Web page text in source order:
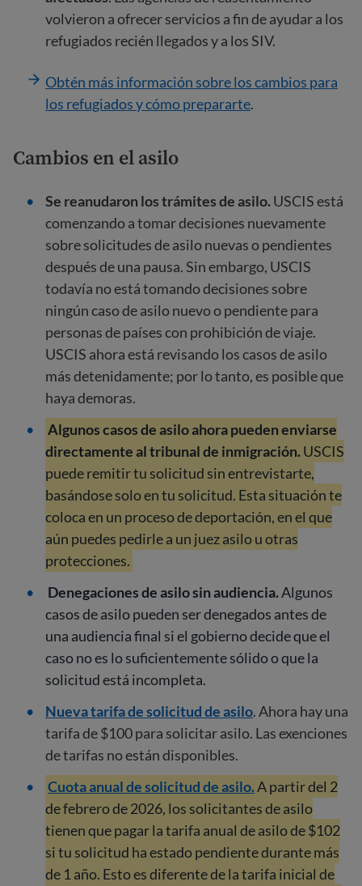
volvieron a ofrecer servicios a fin de ayudar a los
refugiados recién llegados y a los SIV.
Obtén más información sobre los cambios para
los refugiados y cómo prepararte.
Cambios en el asilo
Se reanudaron los trámites de asilo.USCIS está
comenzando a tomar decisiones nuevamente
sobre solicitudes de asilo nuevas o pendientes
después de una pausa. Sin embargo, USCIS
todavía no está tomando decisiones sobre
ningún caso de asilo nuevo o pendiente para
personas de países con prohibición de viaje.
USCIS ahora está revisando los casos de asilo
más detenidamente; por lo tanto, es posible que
haya demoras.
Algunos casos de asilo ahora pueden enviarse
directamente al tribunal de inmigración.USCIS
puede remitir tu solicitud sin entrevistarte,
basándose solo en tu solicitud. Esta situación te
coloca en un proceso de deportación, en el que
aún puedes pedirle a un juez asilo u otras
protecciones.
Denegaciones de asilo sin audiencia.Algunos
casos de asilo pueden ser denegados antes de
una audiencia final si el gobierno decide que el
caso no es lo suficientemente sólido o que la
solicitud está incompleta.
Nueva tarifa de solicitud de asilo. Ahora hay una
tarifa de $100 para solicitar asilo. Las exenciones
de tarifas no están disponibles.
Cuota anual de solicitud de asilo.A partir del 2
de febrero de 2026, los solicitantes de asilo
tienen que pagar la tarifa anual de asilo de $102
si tu solicitud ha estado pendiente durante más
de 1 año. Esto es diferente de la tarifa inicial de